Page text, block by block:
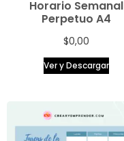
Horario Semanal
Perpetuo A4
$0,00
Ver y Descargar